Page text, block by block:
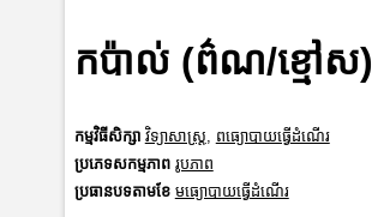
កប៉ាល់ (ព៌ណ/ខ្មៅស)
កម្មវិធីសិក្សា វិទ្យាសាស្រ្ត
ពធ្យោបាយធ្វើដំណើរ
ប្រភេទសកម្មភាព រូបភាព
ប្រធានបទតាមខែ មធ្យោបាយធ្វើដំណើរ